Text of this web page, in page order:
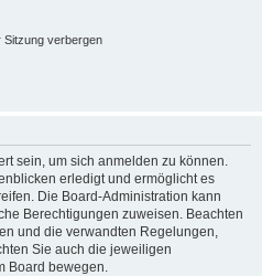
Sitzung verbergen
sein, um sich anmelden zu können.
erledigt und ermöglicht es
Die Board-Administration kann
Berechtigungen zuweisen. Beachten
und die verwandten Regelungen,
Sie auch die jeweiligen
Board bewegen.